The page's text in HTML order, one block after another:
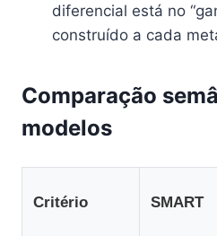
diferencial está no
construído a cada
Comparação
modelos
Critério SMART